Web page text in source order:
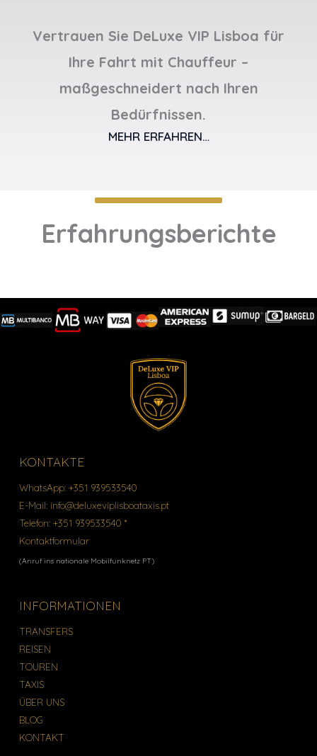
Vertrauen Sie DeLuxe VIP Lisboa für
Ihre Fahrt mit Chauffeur –
maßgeschneidert nach Ihren
Bedürfnissen.
MEHR ERFAHREN…
Erfahrungsberichte
KONTAKTE
WhatsApp: +351 939533540
E-Mail: info@deluxeviplisboataxis.pt
Telefon: +351 939533540 *
Kontaktformular
(Anruf ins nationale Mobilfunknetz PT)
INFORMATIONEN
TRANSFERS
REISEN
TOUREN
TAXIS
ÜBER UNS
BLOG
KONTAKT